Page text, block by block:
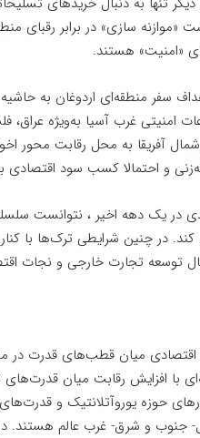
سازی» در برابر رقبای
«امنیت» هستند.
سفر منطقه‌ای اردوغان به
غرب آسیا به‌ویژه عراق،
غرب آسیا و شمال آفریقا به محل رقابت
و احتمالا کسب سود
در یک دهه اخیر ، نتوانست
کند. در چنین شرایطی ترک‌ها با
توسعه تجارت خارجی و نجات
اقتصادی میان قطب‌های قدرت در
با افزایش رقابت میان
حوزه یوروآتلانتیک و
جنوب و شرق- غرب عالم